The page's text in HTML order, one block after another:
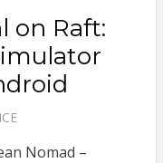
on Raft:
Nomad –